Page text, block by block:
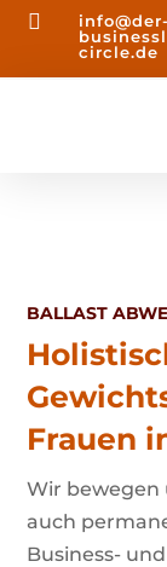

info@der-
circle.de
BALLAST
Frauen
Wir bewegen
auch
Business-